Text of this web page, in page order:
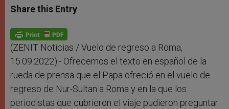
t
s
p
p
s
e
g
e
r
e
b
o
k
Share this Entry
(ZENIT Noticias / Vuelo de regreso a Roma,
15.09.2022).- Ofrecemos el texto en español de la
rueda de prensa que el Papa ofreció en el vuelo de
regreso de Nur-Sultan a Roma y en la que los
periodistas que cubrieron el viaje pudieron preguntar